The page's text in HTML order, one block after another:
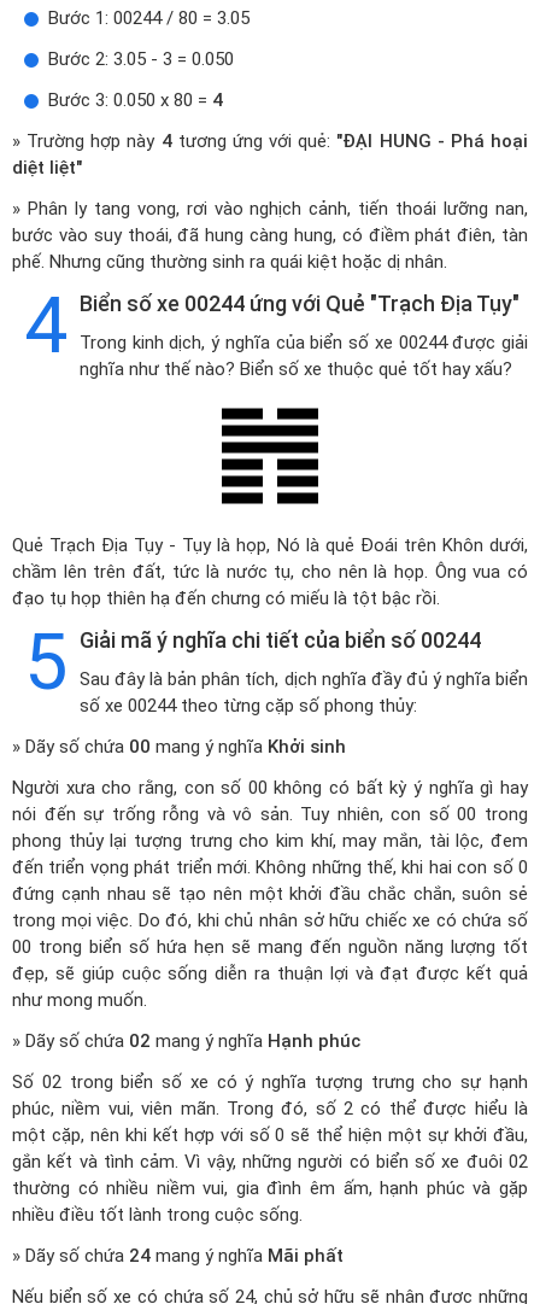
Bước 1: 00244 / 80 = 3.05
Bước 2: 3.05 - 3 = 0.050
Bước 3: 0.050 x 80 = 4
» Trường hợp này 4tương ứng với quẻ: "ĐẠI HUNG - Phá hoại
diệt liệt"
» Phân ly tang vong, rơi vào nghịch cảnh, tiến thoái lưỡng nan,
bước vào suy thoái, đã hung càng hung, có điềm phát điên, tàn
phế. Nhưng cũng thường sinh ra quái kiệt hoặc dị nhân.
4 Biển số xe 00244 ứng với Quẻ "Trạch Địa Tụy"
Trong kinh dịch, ý nghĩa của biển số xe 00244 được giải
nghĩa như thế nào? Biển số xe thuộc quẻ tốt hay xấu?
Quẻ Trạch Địa Tụy - Tụy là họp, Nó là quẻ Đoái trên Khôn dưới,
chầm lên trên đất, tức là nước tụ, cho nên là họp. Ông vua có
đạo tụ họp thiên hạ đến chưng có miếu là tột bậc rồi.
5 Giải mã ý nghĩa chi tiết của biển số 00244
Sau đây là bản phân tích, dịch nghĩa đầy đủ ý nghĩa biển
số xe 00244 theo từng cặp số phong thủy:
» Dãy số chứa 00 mang ý nghĩa Khởi sinh
Người xưa cho rằng, con số 00 không có bất kỳ ý nghĩa gì hay
nói đến sự trống rỗng và vô sản. Tuy nhiên, con số 00 trong
phong thủy lại tượng trưng cho kim khí, may mắn, tài lộc, đem
đến triển vọng phát triển mới. Không những thế, khi hai con số 0
đứng cạnh nhau sẽ tạo nên một khởi đầu chắc chắn, suôn sẻ
trong mọi việc. Do đó, khi chủ nhân sở hữu chiếc xe có chứa số
00 trong biển số hứa hẹn sẽ mang đến nguồn năng lượng tốt
đẹp, sẽ giúp cuộc sống diễn ra thuận lợi và đạt được kết quả
như mong muốn.
» Dãy số chứa 02 mang ý nghĩa Hạnh phúc
Số 02 trong biển số xe có ý nghĩa tượng trưng cho sự hạnh
phúc, niềm vui, viên mãn. Trong đó, số 2 có thể được hiểu là
một cặp, nên khi kết hợp với số 0 sẽ thể hiện một sự khởi đầu,
gắn kết và tình cảm. Vì vậy, những người có biển số xe đuôi 02
thường có nhiều niềm vui, gia đình êm ấm, hạnh phúc và gặp
nhiều điều tốt lành trong cuộc sống.
» Dãy số chứa 24 mang ý nghĩa Mãi phất
Nếu biển số xe có chứa số 24, chủ sở hữu sẽ nhận được những